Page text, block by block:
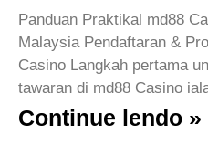
Panduan Praktikal md88
Malaysia Pendaftaran &
Casino Langkah pertama
tawaran di md88 Casino
Continue lendo »